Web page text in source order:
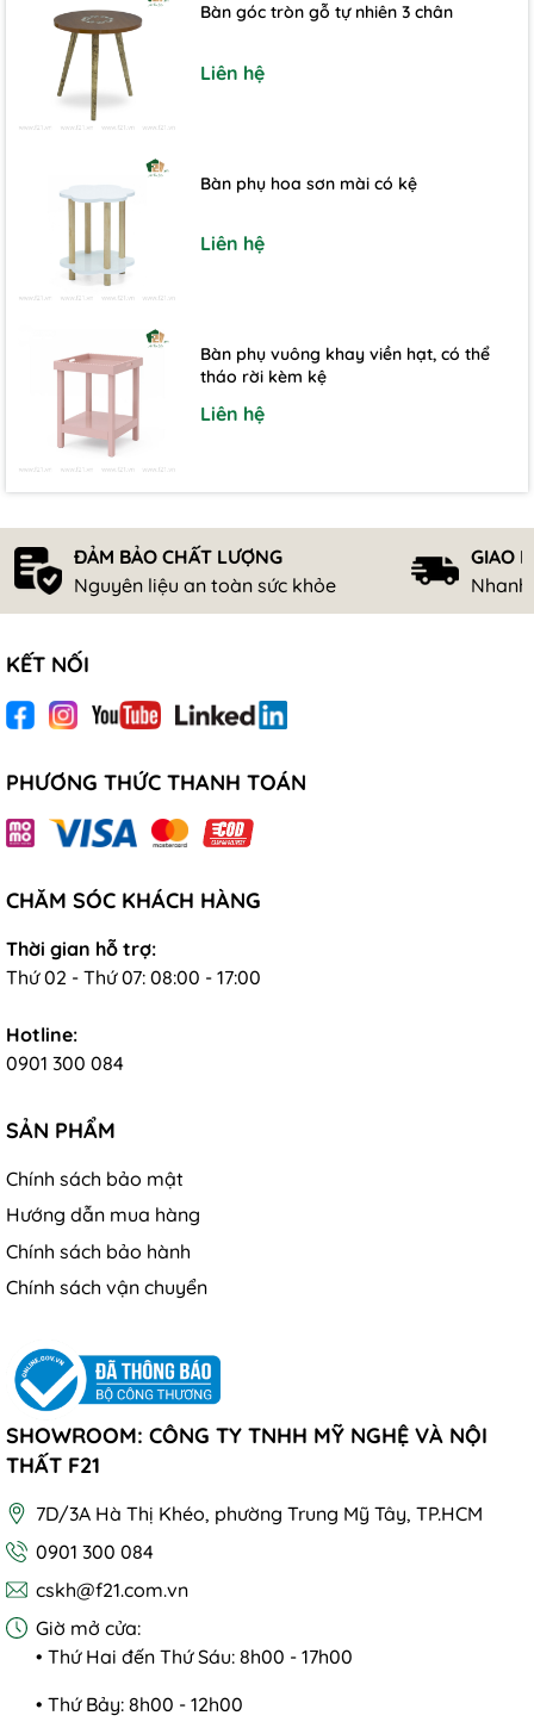
Bàn góc tròn gỗ tự nhiên 3 chân
Liên hệ
Bàn phụ hoa sơn mài có kệ
Liên hệ
Bàn phụ vuông khay viền hạt, có thể
tháo rời kèm kệ
Liên hệ
ĐẢM BẢO CHẤT LƯỢNG
Nguyên liệu an toàn sức khỏe
GIAO
KẾT NỐI
PHƯƠNG THỨC THANH TOÁN
CHĂM SÓC KHÁCH HÀNG
Thời gian hỗ trợ:
Thứ 02 - Thứ 07: 08:00 - 17:00
Hotline:
0901 300 084
SẢN PHẨM
Chính sách bảo mật
Hướng dẫn mua hàng
Chính sách bảo hành
Chính sách vận chuyển
SHOWROOM: CÔNG TY TNHH MỸ NGHỆ VÀ NỘI
THẤT F21
7D/3A Hà Thị Khéo, phường Trung Mỹ Tây, TP.HCM
0901 300 084
cskh@f21.com.vn
Giờ mở cửa:
• Thứ Hai đến Thứ Sáu: 8h00 - 17h00
• Thứ Bảy: 8h00 - 12h00